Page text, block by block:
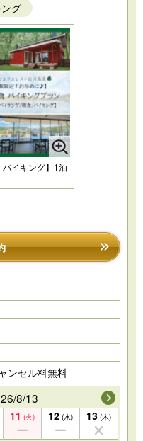
グ
バイキング】1泊
ンセル料無料
8/13
11 (火) 12 (水) 13 (木)